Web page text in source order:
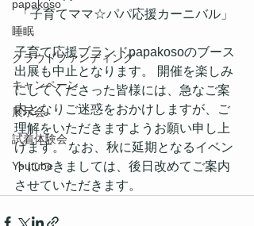
papakoso
睡眠
クラウドファンディング
キャンペーン
展示会
試着体験会
Youtube
「子育てママ☆パパ応援カーニバル」
子育て応援ブランドpapakosoのブース
出展も中止となります。 開催を楽しみ
にしてくださった皆様には、急なご案
内となりご迷惑をおかけしますが、ご
理解をいただきますようお願い申し上
げます。 なお、秋に延期となるイベン
トにつきましては、後日改めてご案内
させていただきます。